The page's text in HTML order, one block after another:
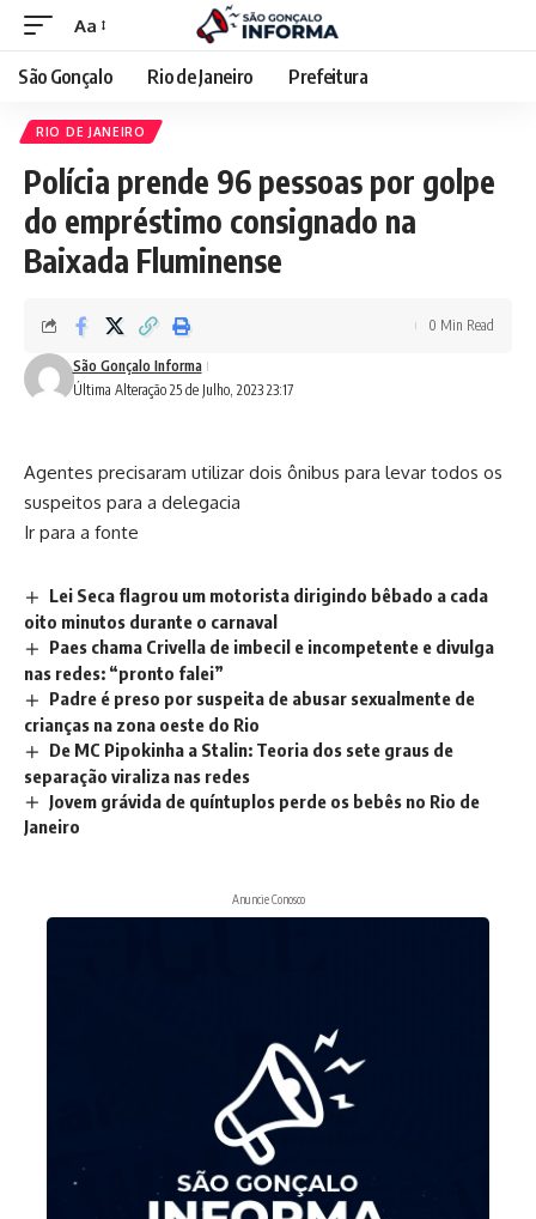
Aa
São Gonçalo Rio de Janeiro Prefeitura
RIO DE JANEIRO
Polícia prende 96 pessoas por golpe
do empréstimo consignado na
Baixada Fluminense
Última Alteração 25 de Julho, 2023 23:17
São Gonçalo Informa
0 Min Read
Agentes precisaram utilizar dois ônibus para levar todos os
suspeitos para a delegacia
Ir para a fonte
Lei Seca flagrou um motorista dirigindo bêbado a cada
oito minutos durante o carnaval
Paes chama Crivella de imbecil e incompetente e divulga
nas redes: “pronto falei”
Padre é preso por suspeita de abusar sexualmente de
crianças na zona oeste do Rio
De MC Pipokinha a Stalin: Teoria dos sete graus de
separação viraliza nas redes
Jovem grávida de quíntuplos perde os bebês no Rio de
Janeiro
Anuncie Conosco